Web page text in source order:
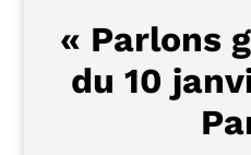
« Parlons
du 10